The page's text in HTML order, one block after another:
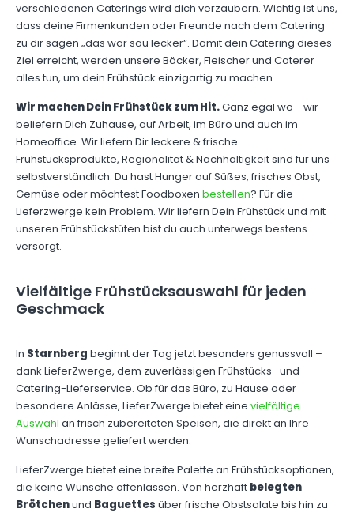
verschiedenen Caterings wird dich verzaubern. Wichtig ist uns,
dass deine Firmenkunden oder Freunde nach dem Catering
zu dir sagen „das war sau lecker“. Damit dein Catering dieses
Ziel erreicht, werden unsere Bäcker, Fleischer und Caterer
alles tun, um dein Frühstück einzigartig zu machen.
Wir machen Dein Frühstück zum Hit.Ganz egal wo - wir
beliefern Dich Zuhause, auf Arbeit, im Büro und auch im
Homeoffice. Wir liefern Dir leckere & frische
Frühstücksprodukte, Regionalität & Nachhaltigkeit sind für uns
selbstverständlich. Du hast Hunger auf Süßes, frisches Obst,
Gemüse oder möchtest Foodboxen bestellen? Für die
Lieferzwerge kein Problem. Wir liefern Dein Frühstück und mit
unseren Frühstückstüten bist du auch unterwegs bestens
versorgt.
Vielfältige Frühstücksauswahl für jeden
Geschmack
In Starnberg beginnt der Tag jetzt besonders genussvoll –
dank LieferZwerge, dem zuverlässigen Frühstücks- und
Catering-Lieferservice. Ob für das Büro, zu Hause oder
besondere Anlässe, LieferZwerge bietet eine vielfältige
Auswahl an frisch zubereiteten Speisen, die direkt an Ihre
Wunschadresse geliefert werden.
LieferZwerge bietet eine breite Palette an Frühstücksoptionen,
die keine Wünsche offenlassen. Von herzhaft belegten
Brötchenund Baguettes über frische Obstsalate bis hin zu